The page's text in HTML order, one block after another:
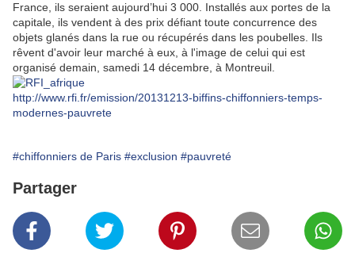
France, ils seraient aujourd’hui 3 000. Installés aux portes de la
capitale, ils vendent à des prix défiant toute concurrence des
objets glanés dans la rue ou récupérés dans les poubelles. Ils
rêvent d'avoir leur marché à eux, à l'image de celui qui est
organisé demain, samedi 14 décembre, à Montreuil.
http://www.rfi.fr/emission/20131213-biffins-chiffonniers-temps-
modernes-pauvrete
#chiffonniers de Paris #exclusion #pauvreté
Partager